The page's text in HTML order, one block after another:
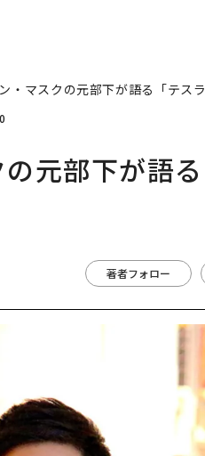
・マスクの元部下が語る「テス
元部下が語
著者フォロー